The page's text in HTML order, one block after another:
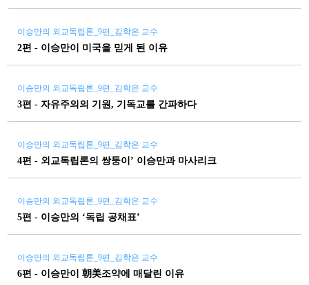
이승만의 외교독립론_9편_김학은 교수
2편 - 이승만이 미국을 믿게 된 이유
이승만의 외교독립론_9편_김학은 교수
3편 - 자유주의의 기원, 기독교를 간파하다
이승만의 외교독립론_9편_김학은 교수
4편 - 외교독립론의 쌍둥이’ 이승만과 마사리크
이승만의 외교독립론_9편_김학은 교수
5편 - 이승만의 ‘독립 공채표’
이승만의 외교독립론_9편_김학은 교수
6편 - 이승만이 朝美조약에 매달린 이유